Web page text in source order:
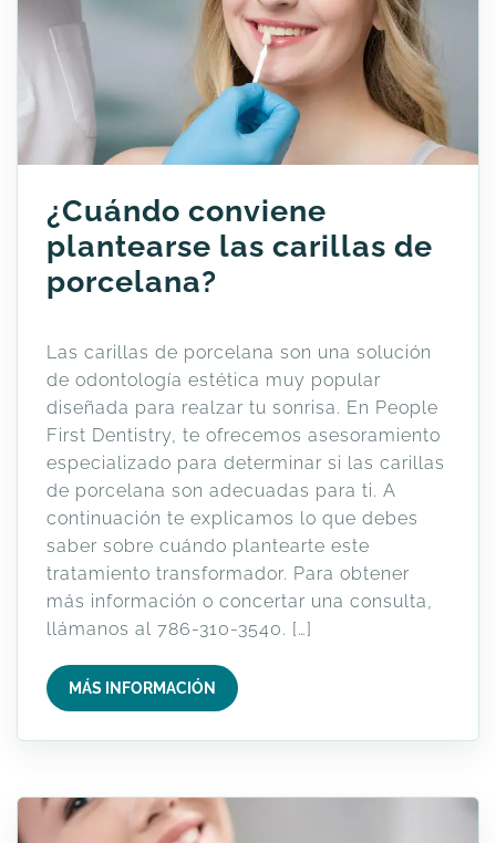
¿Cuándo conviene
plantearse las carillas de
porcelana?
Las carillas de porcelana son una solución
de odontología estética muy popular
diseñada para realzar tu sonrisa. En People
First Dentistry, te ofrecemos asesoramiento
especializado para determinar si las carillas
de porcelana son adecuadas para ti. A
continuación te explicamos lo que debes
saber sobre cuándo plantearte este
tratamiento transformador. Para obtener
más información o concertar una consulta,
llámanos al 786-310-3540. […]
MÁS INFORMACIÓN